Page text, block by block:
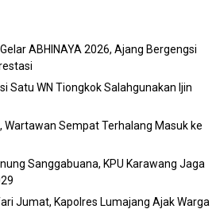
ABHINAYA 2026, Ajang Bergengsi
Satu WN Tiongkok Salahgunakan Ijin
Wartawan Sempat Terhalang Masuk ke
Sanggabuana, KPU Karawang Jaga
Jumat, Kapolres Lumajang Ajak Warga